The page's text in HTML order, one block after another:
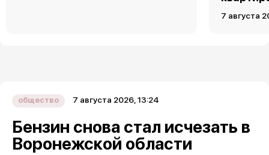
7 августа
общество 7 августа 2026, 13:24
Бензин снова стал исчезать в
Воронежской области